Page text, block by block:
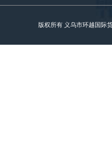
版权所有 义乌市环越国际